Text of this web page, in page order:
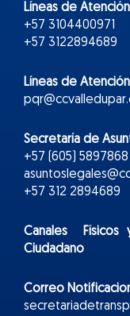
Líneas de
+57 3104400971
+57 3122894689
Líneas de
Secretaría de
+57 (605) 5897868
+57 312 2894689
Canales Físicos
Ciudadano
Correo